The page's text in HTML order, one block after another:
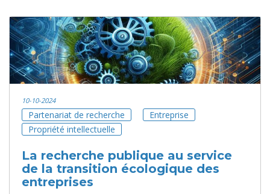
10-10-2024
Partenariat de recherche
Entreprise
Propriété intellectuelle
La recherche publique au service
de la transition écologique des
entreprises